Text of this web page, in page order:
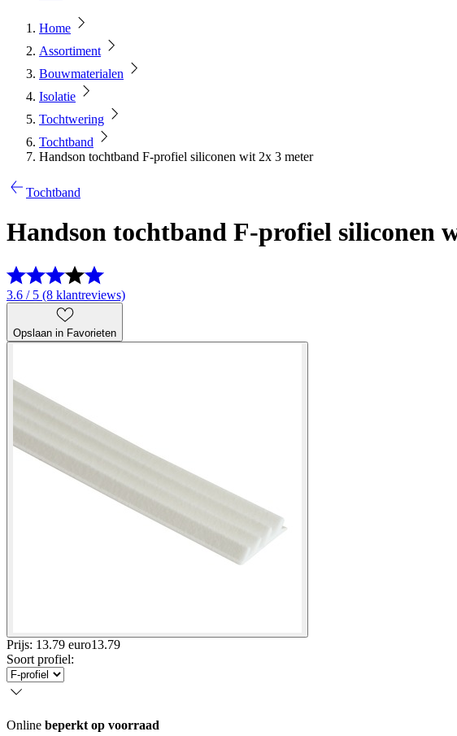
Home
Assortiment
Bouwmaterialen
Isolatie
Tochtwering
Tochtband
Handson tochtband F-profiel siliconen wit 2x 3 meter
Tochtband
Handson tochtband F-profiel siliconen
3.6 / 5 (8 klantreviews)
Opslaan in Favorieten
Prijs: 13.79 euro13.79
Soort profiel:
Online beperkt op voorraad